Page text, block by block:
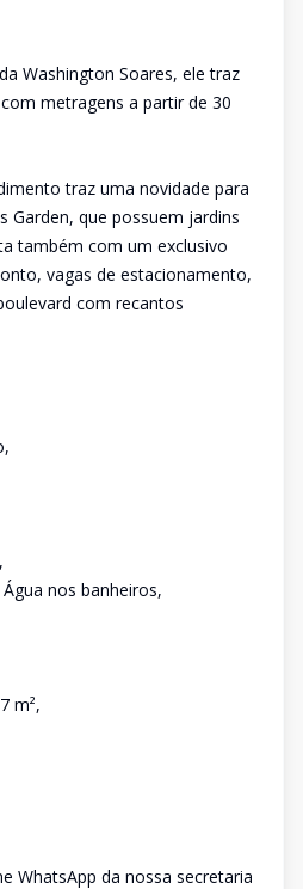
Washington Soares, ele traz
metragens a partir de 30
traz uma novidade para
Garden, que possuem jardins
também com um exclusivo
vagas de estacionamento,
com recantos
nos banheiros,
m²,
WhatsApp da nossa secretaria